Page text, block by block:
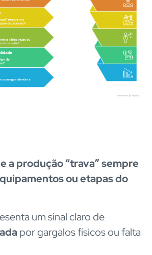
a produção “trava” sempre
ou etapas do
um sinal claro de
por gargalos físicos ou falta